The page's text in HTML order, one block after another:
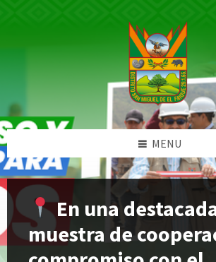
MENU
En una
muestra de